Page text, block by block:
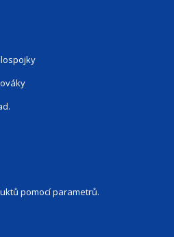
pomocí parametrů.